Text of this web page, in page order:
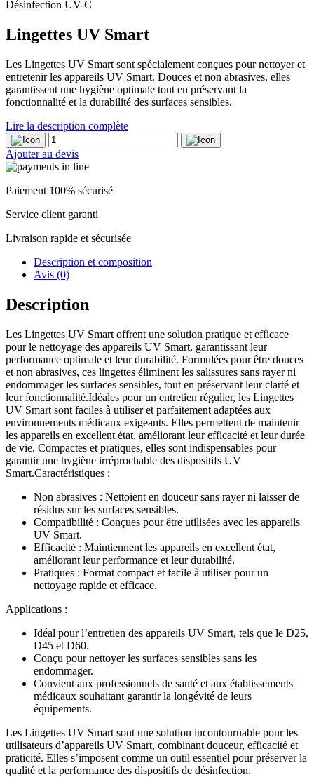
Désinfection UV-C
Lingettes UV Smart
Les Lingettes UV Smart sont spécialement conçues pour nettoyer et
entretenir les appareils UV Smart. Douces et non abrasives, elles
garantissent une hygiène optimale tout en préservant la
fonctionnalité et la durabilité des surfaces sensibles.
Lire la description complète
quantité
de
Lingettes
UV
Smart
Ajouter au devis
Paiement 100% sécurisé
Service client garanti
Livraison rapide et sécurisée
Description et composition
Avis (0)
Description
Les Lingettes UV Smart offrent une solution pratique et efficace
pour le nettoyage des appareils UV Smart, garantissant leur
performance optimale et leur durabilité. Formulées pour être douces
et non abrasives, ces lingettes éliminent les salissures sans rayer ni
endommager les surfaces sensibles, tout en préservant leur clarté et
leur fonctionnalité.Idéales pour un entretien régulier, les Lingettes
UV Smart sont faciles à utiliser et parfaitement adaptées aux
environnements médicaux exigeants. Elles permettent de maintenir
les appareils en excellent état, améliorant leur efficacité et leur durée
de vie. Compactes et pratiques, elles sont indispensables pour
garantir une hygiène irréprochable des dispositifs UV
Smart.Caractéristiques :
Non abrasives : Nettoient en douceur sans rayer ni laisser de
résidus sur les surfaces sensibles.
Compatibilité : Conçues pour être utilisées avec les appareils
UV Smart.
Efficacité : Maintiennent les appareils en excellent état,
améliorant leur performance et leur durabilité.
Pratiques : Format compact et facile à utiliser pour un
nettoyage rapide et efficace.
Applications :
Idéal pour l’entretien des appareils UV Smart, tels que le D25,
D45 et D60.
Conçu pour nettoyer les surfaces sensibles sans les
endommager.
Convient aux professionnels de santé et aux établissements
médicaux souhaitant garantir la longévité de leurs
équipements.
Les Lingettes UV Smart sont une solution incontournable pour les
utilisateurs d’appareils UV Smart, combinant douceur, efficacité et
praticité. Elles s’imposent comme un outil essentiel pour préserver la
qualité et la performance des dispositifs de désinfection.